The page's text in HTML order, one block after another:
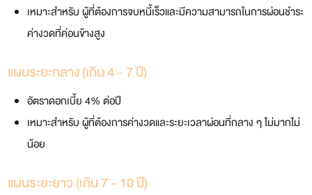
เหมาะสำหรับ ผู้ที่ต้องการจบหนี้เร็วและมีความสามารถในการผ่อนชำระ
ค่างวดที่ค่อนข้างสูง
แผนระยะกลาง (เกิน 4 - 7 ปี)
อัตราดอกเบี้ย 4% ต่อปี
เหมาะสำหรับ ผู้ที่ต้องการค่างวดและระยะเวลาผ่อนที่กลาง ๆ ไม่มากไม่
น้อย
แผนระยะยาว (เกิน 7 - 10 ปี)